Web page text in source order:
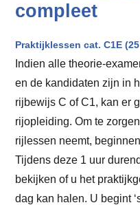
compleet
Praktijklessen cat. C1E
Indien alle theorie-
en de kandidaten zijn in
rijbewijs C of C1, kan er
rijopleiding. Om te
rijlessen neemt,
Tijdens deze 1 uur
bekijken of u het
dag kan halen. U begint